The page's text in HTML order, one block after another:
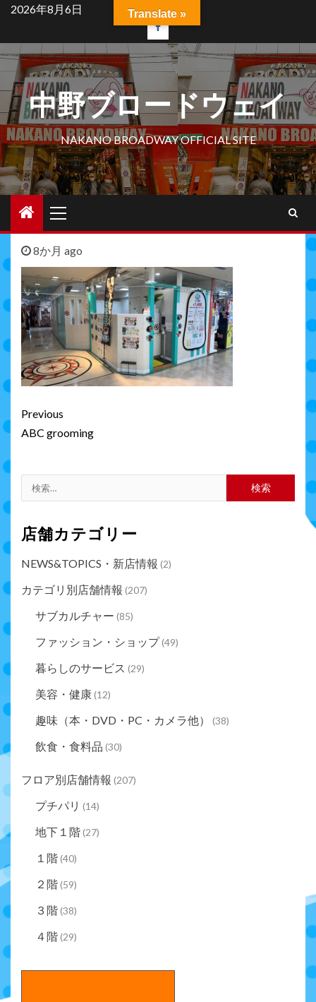
Skip
content
2026年8月6日
facebook
中野ブロードウェイ
NAKANO BROADWAY OFFICIAL SITE
Menu
8か月 ago
Continue
Reading
Previous
ABC grooming
索:
店舗カテゴリー
NEWS&TOPICS・新店情報 (2)
カテゴリ別店舗情報 (207)
サブカルチャー (85)
ファッション・ショップ(49)
暮らしのサービス (29)
美容・健康(12)
趣味（本・DVD・PC・カメラ他） (38)
飲食・食料品 (30)
フロア別店舗情報 (207)
プチパリ (14)
地下１階(27)
１階(40)
２階(59)
３階(38)
４階(29)
Translate »